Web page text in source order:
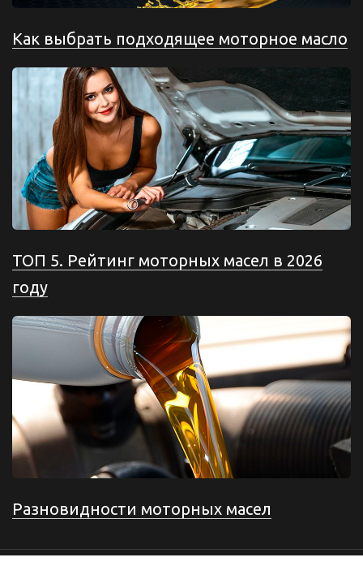
Как выбрать подходящее моторное масло
ТОП 5. Рейтинг моторных масел в 2026
году
Разновидности моторных масел